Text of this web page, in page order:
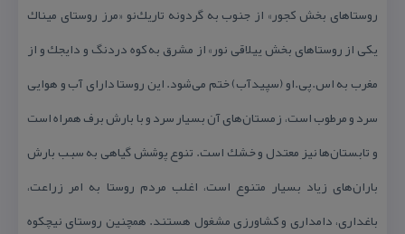
روستاهای بخش كجور» از جنوب به گردونه تاریك‌نو «مرز روستای میناك
یكی از روستاهای بخش ییلاقی نور» از مشرق به كوه دردنگ و دایجك و از
مغرب به اس.پی.او (سپیدآب) ختم می‌شود. این روستا دارای آب و هوایی
سرد و مرطوب است، زمستان‌های آن بسیار سرد و با بارش برف همراه است
و تابستان‌ها نیز معتدل و خشك است. تنوع پوشش گیاهی به سبب بارش
باران‌های زیاد بسیار متنوع است، اغلب مردم روستا به امر زراعت،
باغداری، دامداری و كشاورزی مشغول هستند. همچنین روستای نیچكوه